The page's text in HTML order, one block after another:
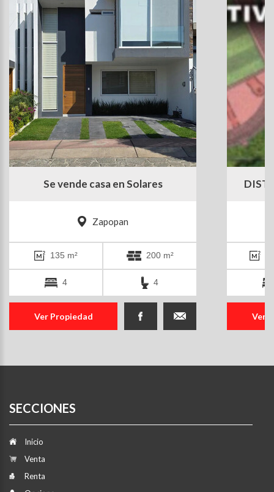
Se vende casa en Solares
Zapopan
135 m² 200 m²
4 4
Ver Propiedad Ver
SECCIONES
Inicio
Venta
Renta